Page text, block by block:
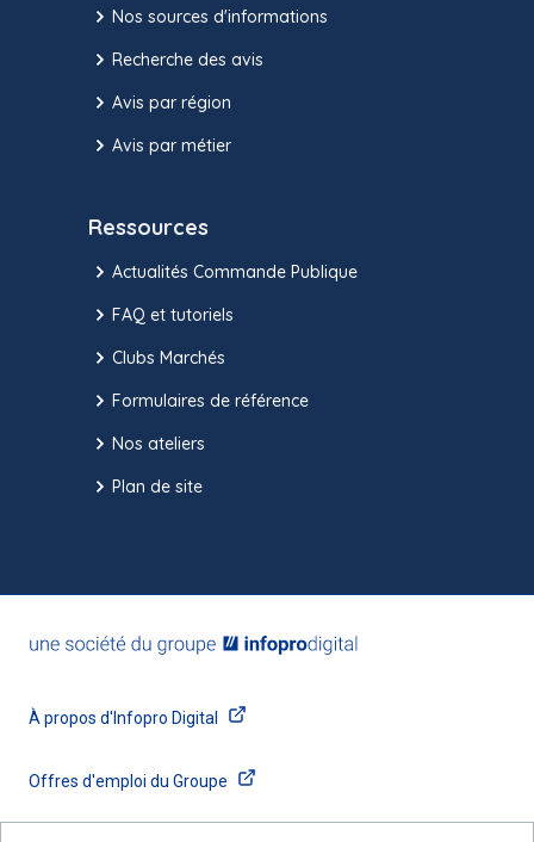
Nos sources d'informations
Recherche des avis
Avis par région
Avis par métier
Ressources
Actualités Commande Publique
FAQ et tutoriels
Clubs Marchés
Formulaires de référence
Nos ateliers
Plan de site